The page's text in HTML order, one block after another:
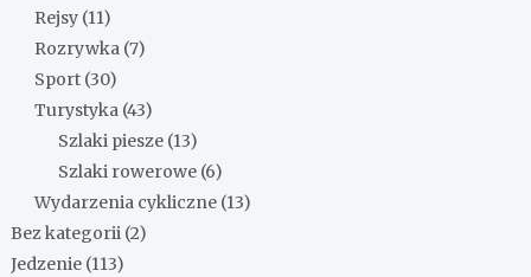
Rejsy (11)
Rozrywka (7)
Sport (30)
Turystyka (43)
Szlaki piesze (13)
Szlaki rowerowe (6)
Wydarzenia cykliczne (13)
Bez kategorii (2)
Jedzenie (113)